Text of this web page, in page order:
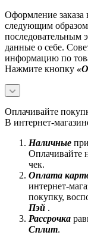
Оформление заказа
следующим
последовательным
данные о себе.
информацию по
Нажмите кнопку
Оплачивайте
В интернет-
Наличные
Оплачивайте
чек.
Оплата
интернет-
покупку,
Пэй .
Рассрочка
Сплит.